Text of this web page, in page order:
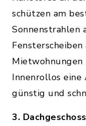
schützen am
Sonnenstrahlen
Fensterscheiben
Innenrollos eine
günstig und
3.